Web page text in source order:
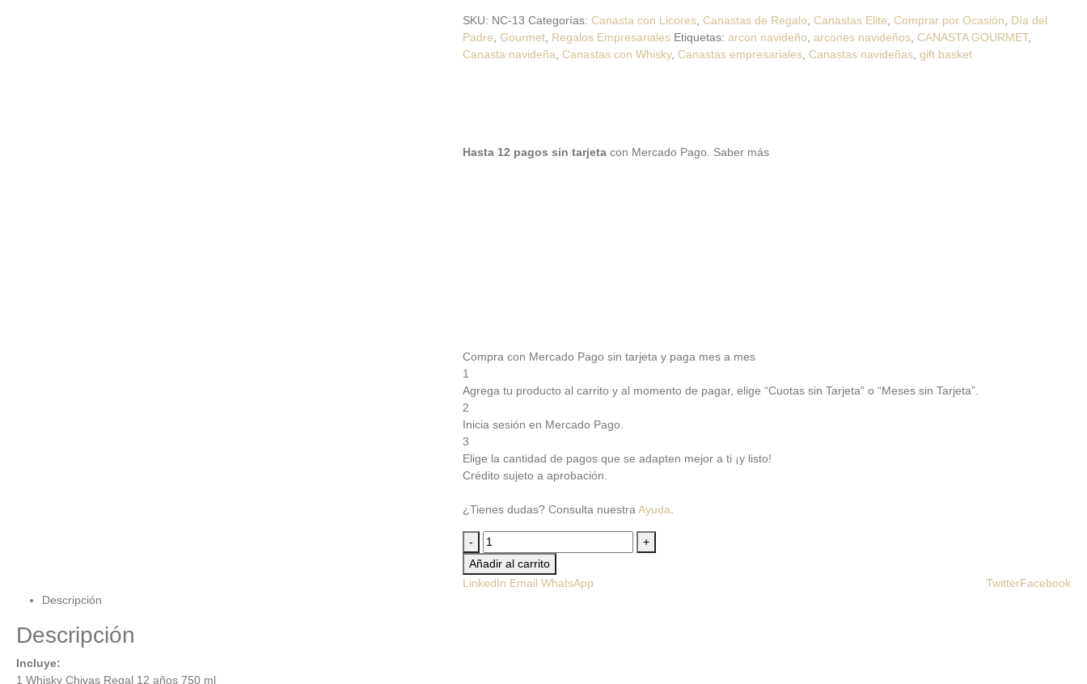
SKU: NC-13 Categorías: Canasta con Licores, Canastas de Regalo Canastas Elite Comprar por Ocasión
Día del
Padre Gourmet, Regalos Empresariales Etiquetas: arcon navideño arcones navideños, CANASTA GOURMET,
Canasta navideña Canastas con Whisky, Canastas empresariales, Canastas navideñas, gift basket
Hasta 12 pagos sin tarjetacon Mercado Pago. Saber más
Compra con Mercado Pago sin tarjeta y paga mes a mes
1
Agrega tu producto al carrito y al momento de pagar, elige “Cuotas sin Tarjeta” o “Meses sin Tarjeta”.
2
Inicia sesión en Mercado Pago.
3
Elige la cantidad de pagos que se adapten mejor a ti ¡y listo!
Crédito sujeto a aprobación.
¿Tienes dudas? Consulta nuestra Ayuda
-
+
Añadir al carrito
Facebook
Twitter
LinkedIn Email WhatsApp
Descripción
Descripción
Incluye:
1 Whisky Chivas Regal 12 años 750 ml